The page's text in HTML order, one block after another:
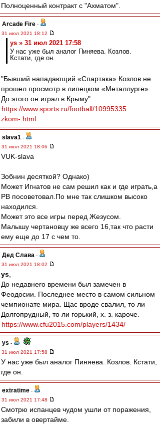
Полноценный контракт с "Ахматом".
Arcade Fire -
31 июл 2021 18:12
ys » 31 июл 2021 17:58
У нас уже был аналог Пиняева. Козлов.
Кстати, где он.
"Бывший нападающий «Спартака» Козлов не
прошел просмотр в липецком «Металлурге».
До этого он играл в Крыму"
https://www.sports.ru/football/10995335 ...
zkom-.html
slava1 -
31 июл 2021 18:06
VUK-slava
Зобнин десяткой? Однако)
Может Игнатов не сам решил как и где играть,а
РВ посоветовал.По мне так слишком высоко
находился.
Может это все игры перед Жезусом.
Малышу чертановцу же всего 16,так что расти
ему еще до 17 с чем то.
Дед Слава -
31 июл 2021 18:02
ys
До недавнего времени был замечен в
Феодосии. Последнее место в самом сильном
чемпионате мира. Щас вроде свалил, то ли
Долгопрудный, то ли горький, х. з. кароче.
https://www.cfu2015.com/players/1434/
ys -
31 июл 2021 17:58
У нас уже был аналог Пиняева. Козлов. Кстати,
где он.
extratime -
31 июл 2021 17:48
Смотрю испанцев чудом ушли от поражения,
забили в овертайме.